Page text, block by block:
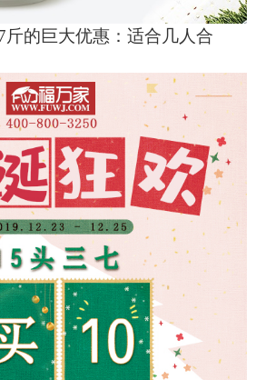
的巨大优惠： 适合几人合